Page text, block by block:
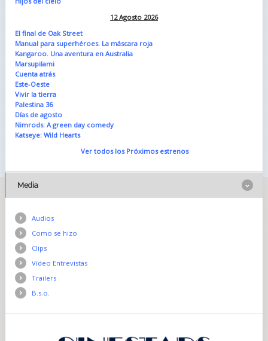
12 Agosto 2026
El final de Oak Street
Manual para superhéroes. La máscara roja
Kangaroo. Una aventura en Australia
Marsupilami
Cuenta atrás
Este-Oeste
Vivir la tierra
Palestina 36
Días de agosto
Nimrods: A green day comedy
Katseye: Wild Hearts
Ver todos los Próximos estrenos
Media
Audios
Como se hizo
Clips
Vídeo Entrevistas
Trailers
B.s.o.